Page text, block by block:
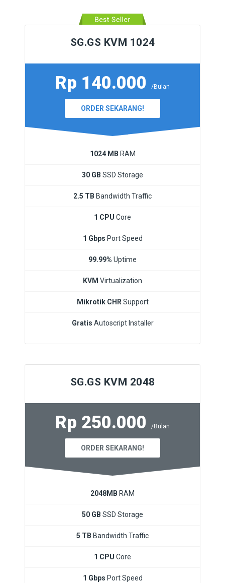
SG.GS KVM 1024
Rp 140.000 /Bulan
ORDER SEKARANG!
1024 MB RAM
30 GB SSD Storage
2.5 TB Bandwidth Traffic
1 CPU Core
1 Gbps Port Speed
99.99% Uptime
KVM Virtualization
Mikrotik CHR Support
Gratis Autoscript Installer
SG.GS KVM 2048
Rp 250.000 /Bulan
ORDER SEKARANG!
2048MB RAM
50 GB SSD Storage
5 TB Bandwidth Traffic
1 CPU Core
1 Gbps Port Speed